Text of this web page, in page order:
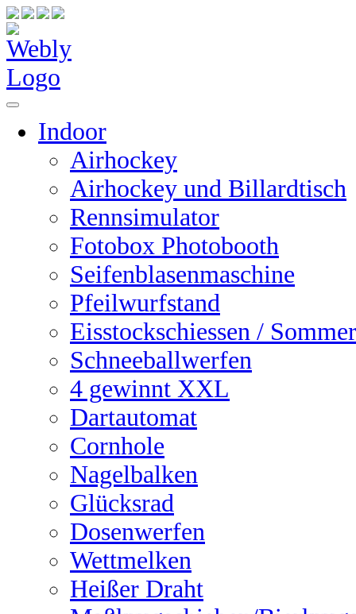
Indoor
Airhockey
Airhockey und Billardtisch
Rennsimulator
Fotobox Photobooth
Seifenblasenmaschine
Pfeilwurfstand
Eisstockschiessen /
Schneeballwerfen
4 gewinnt XXL
Dartautomat
Cornhole
Nagelbalken
Glücksrad
Dosenwerfen
Wettmelken
Heißer Draht